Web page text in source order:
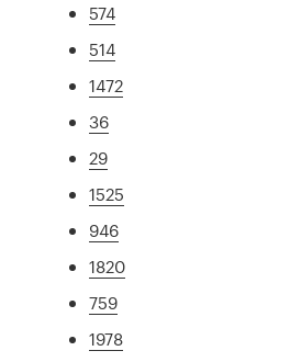
574
514
1472
36
29
1525
946
1820
759
1978